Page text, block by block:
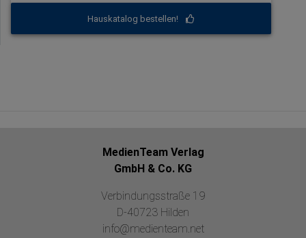
Hauskatalog bestellen!
MedienTeam Verlag
GmbH & Co. KG
Verbindungsstraße 19
D-40723 Hilden
info@medienteam.net